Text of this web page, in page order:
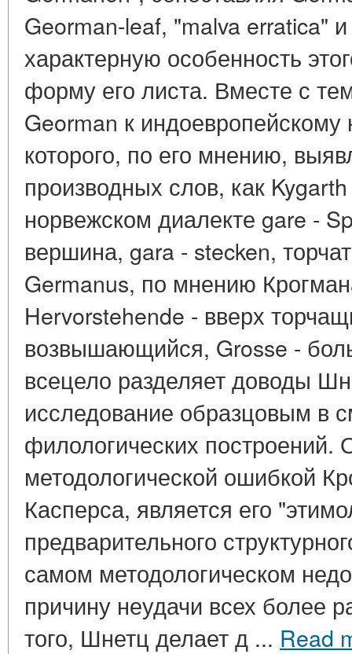
Georman-leaf, "malva erratica"
характерную особенность
форму его листа. Вместе с
Georman к
которого, по его мнению,
производных слов, как
норвежском диалекте gare -
вершина, gara - stecken,
Germanus, по мнению
Hervorstehende - вверх
возвышающийся, Grosse -
всецело разделяет доводы
исследование образцовым в
филологических построений.
методологической ошибкой
Касперса, является его
предварительного
самом методологическом
причину неудачи всех более
того, Шнетц делает д ... Read